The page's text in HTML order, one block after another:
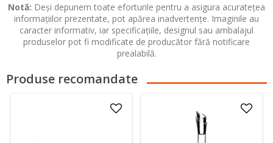
Notă: Deși depunem toate eforturile pentru a asigura acuratețea
informațiilor prezentate, pot apărea inadvertențe. Imaginile au
caracter informativ, iar specificațiile, designul sau ambalajul
produselor pot fi modificate de producător fără notificare
prealabilă.
Produse recomandate